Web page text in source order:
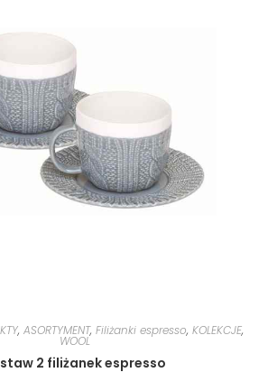
, ASORTYMENT, Filiżanki espresso, KOLEKCJE,
WOOL
2 filiżanek espresso